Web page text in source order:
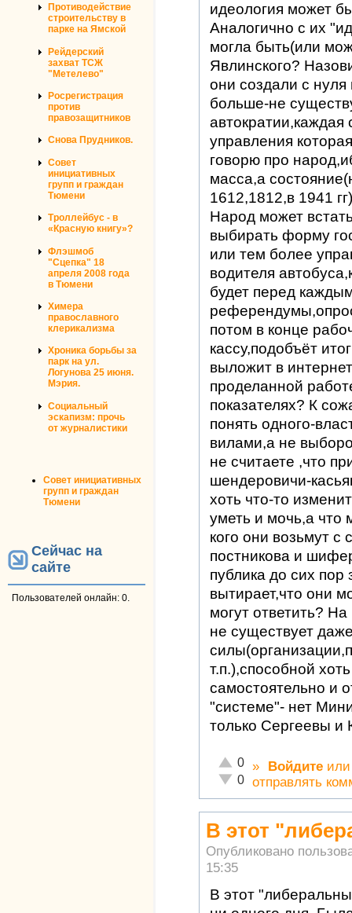
Противодействие
строительству в
парке на Ямской
Рейдерский
захват ТСЖ
"Метелево"
Росрегистрация
против
правозащитников
Снова Прудников.
Совет
инициативных
групп и граждан
Тюмени
Троллейбус - в
«Красную книгу»?
Флэшмоб
"Сцепка" 18
апреля 2008 года
в Тюмени
Химера
православного
клерикализма
Хроника борьбы за
парк на ул.
Логунова 25 июня.
Мэрия.
Социальный
эскапизм: прочь
от журналистики
Совет инициативных
групп и граждан
Тюмени
Сейчас на
сайте
Пользователей онлайн: 0.
идеология может
Аналогично с их
могла быть(или
Явлинского?
они создали с
больше-не
управления
говорю про
масса,а
1612,1812,в 1941
Народ может
выбирать форму
или тем более
водителя
будет перед
потом в конце
кассу,подобъёт
выложит в
проделанной
показателях? К
понять одного-
вилами,а не
не считаете ,что
шендеровичи-
хоть что-то
уметь и мочь,а что
кого они возьмут
постникова и
публика до сих
вытирает,что они
могут ответить?
не существует
т.п.),способной
самостоятельно и
"системе"- нет
только Сергеевы и
Отлично!
0
Неадекватно!
0
» Войдите
отправлять
В этот
Опубликовано
15:35
В этот